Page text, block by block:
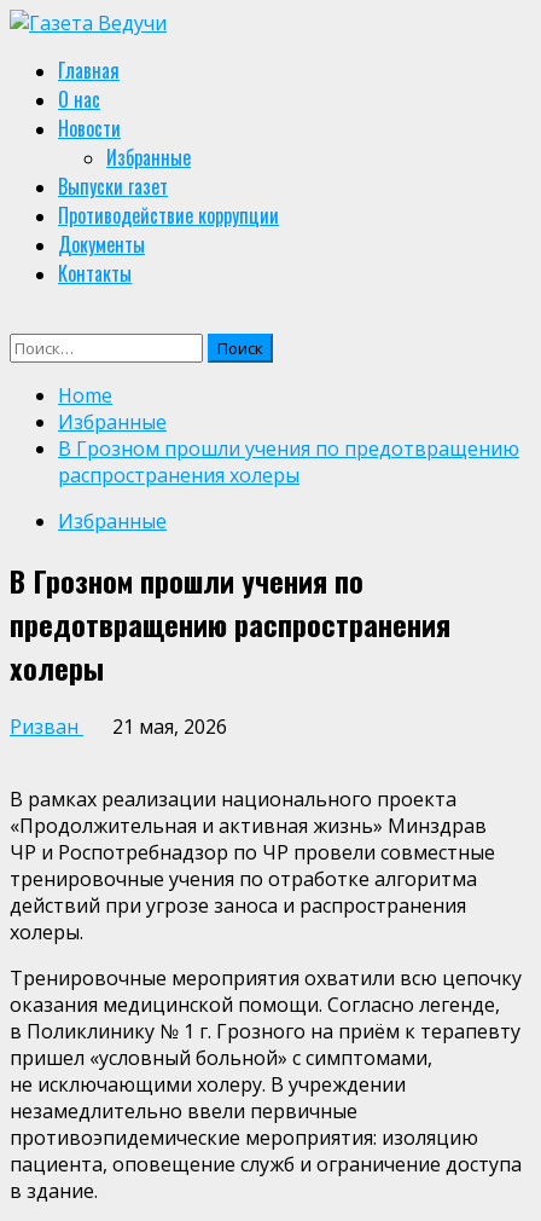
Skip
content
Primary
Menu
Главная
О нас
Новости
Избранные
Выпуски газет
Противодействие коррупции
Документы
Контакты
Найти:
Home
Избранные
В Грозном прошли учения по предотвращению
распространения холеры
Избранные
В Грозном прошли учения по
предотвращению распространения
холеры
Ризван 21 мая, 2026
В рамках реализации национального проекта
«Продолжительная и активная жизнь» Минздрав
ЧР и Роспотребнадзор по ЧР провели совместные
тренировочные учения по отработке алгоритма
действий при угрозе заноса и распространения
холеры.
Тренировочные мероприятия охватили всю цепочку
оказания медицинской помощи. Согласно легенде,
в Поликлинику № 1 г. Грозного на приём к терапевту
пришел «условный больной» с симптомами,
не исключающими холеру. В учреждении
незамедлительно ввели первичные
противоэпидемические мероприятия: изоляцию
пациента, оповещение служб и ограничение доступа
в здание.